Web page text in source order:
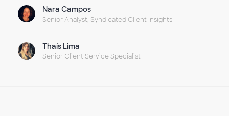
Nara Campos
Senior Analyst, Syndicated Client Insights
Thaís Lima
Senior Client Service Specialist